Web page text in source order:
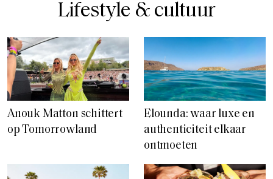
Lifestyle & cultuur
Anouk Matton schittert
op Tomorrowland
Elounda: waar luxe en
authenticiteit elkaar
ontmoeten